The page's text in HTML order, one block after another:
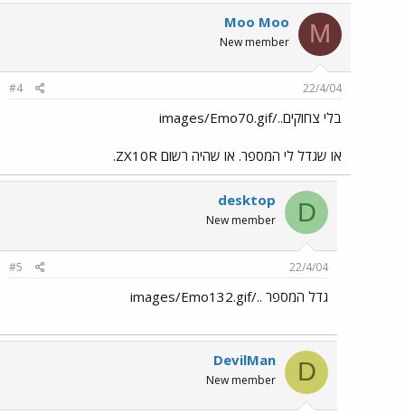
M
Moo Moo
New member
22/4/04
#4
בלי צחוקים../images/Emo70.gif
או שגדל לי המספר. או שהיה רשום ZX10R.
D
desktop
New member
22/4/04
#5
גדל המספר ../images/Emo132.gif
D
DevilMan
New member